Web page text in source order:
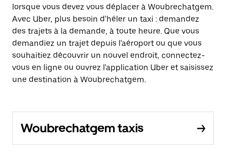
lorsque vous devez vous déplacer à Woubrechatgem.
Avec Uber, plus besoin d'héler un taxi : demandez
des trajets à la demande, à toute heure. Que vous
demandiez un trajet depuis l'aéroport ou que vous
souhaitiez découvrir un nouvel endroit, connectez-
vous en ligne ou ouvrez l'application Uber et saisissez
une destination à Woubrechatgem.
Woubrechatgem taxis